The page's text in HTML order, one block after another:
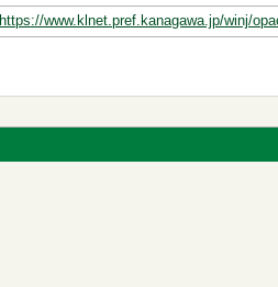
https://www.klnet.pref.kanagawa.jp/winj/